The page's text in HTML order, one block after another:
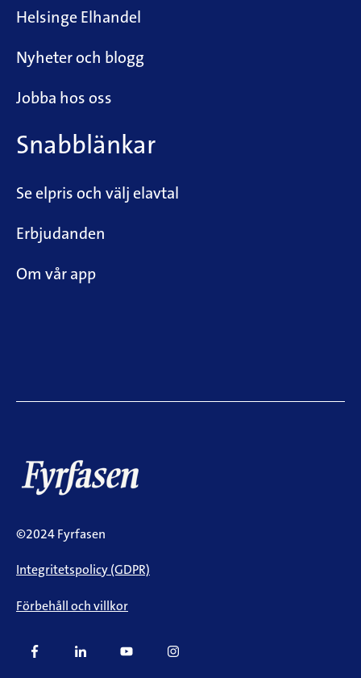
Helsinge Elhandel
Nyheter och blogg
Jobba hos oss
Snabblänkar
Se elpris och välj elavtal
Erbjudanden
Om vår app
©2024 Fyrfasen
Integritetspolicy (GDPR)
Förbehåll och villkor